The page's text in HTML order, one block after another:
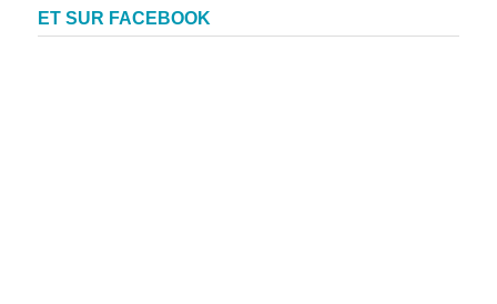
ET SUR FACEBOOK